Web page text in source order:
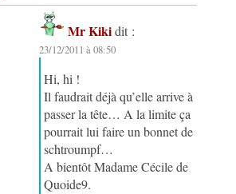
Mr Kiki dit :
23/12/2011 à 08:50
Hi, hi !
Il faudrait déjà qu’elle arrive à
passer la tête… A la limite ça
pourrait lui faire un bonnet de
schtroumpf…
A bientôt Madame Cécile de
Quoide9.